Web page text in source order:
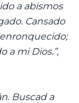
a abismos
Cansado
a mi Dios.”,
Buscad a